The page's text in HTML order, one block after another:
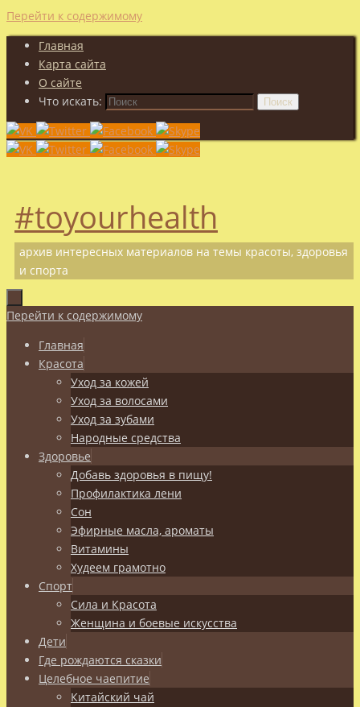
Перейти к содержимому
Главная
Карта сайта
О сайте
Что искать:
Поиск
#toyourhealth
архив интересных материалов на темы красоты, здоровья
и спорта
Перейти к содержимому
Главная
Красота
Уход за кожей
Уход за волосами
Уход за зубами
Народные средства
Здоровье
Добавь здоровья в пищу!
Профилактика лени
Сон
Эфирные масла, ароматы
Витамины
Худеем грамотно
Спорт
Сила и Красота
Женщина и боевые искусства
Дети
Где рождаются сказки
Целебное чаепитие
Китайский чай